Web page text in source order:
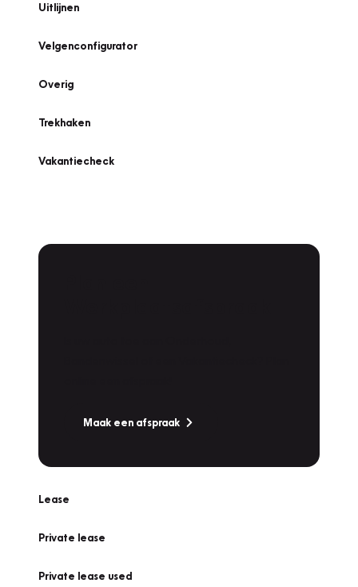
Uitlijnen
Velgenconfigurator
Overig
Trekhaken
Vakantiecheck
Maak een afspraak
Lease
Private lease
Private lease used